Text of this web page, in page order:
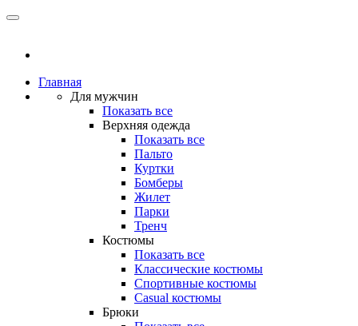
Главная
Для мужчин
Показать все
Верхняя одежда
Показать все
Пальто
Куртки
Бомберы
Жилет
Парки
Тренч
Костюмы
Показать все
Классические костюмы
Спортивные костюмы
Casual костюмы
Брюки